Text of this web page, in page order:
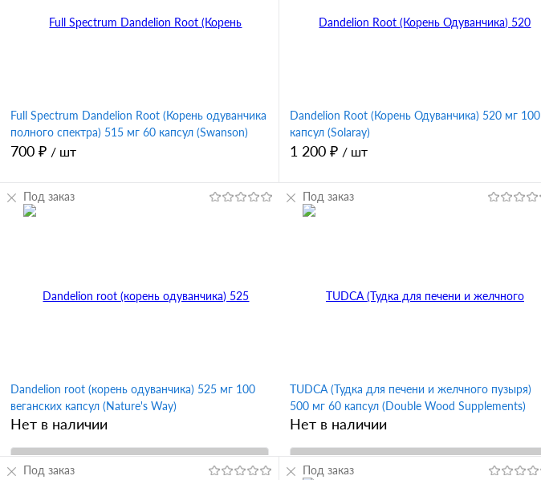
Full Spectrum Dandelion Root (Корень одуванчика
полного спектра) 515 мг 60 капсул (Swanson)
700 ₽ / шт
Dandelion Root (Корень Одуванчика) 520 мг 100
капсул (Solaray)
1 200 ₽ / шт
Dandelion root (корень одуванчика) 525 мг 100
веганских капсул (Nature's Way)
Нет в наличии
Под заказ
TUDCA (Тудка для печени и желчного пузыря)
500 мг 60 капсул (Double Wood Supplements)
Нет в наличии
Под заказ
Под заказ Под заказ